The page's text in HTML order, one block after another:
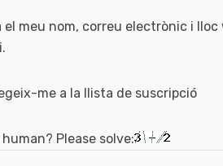
el meu nom, correu electrònic i
me a la llista de suscripció
Please solve: